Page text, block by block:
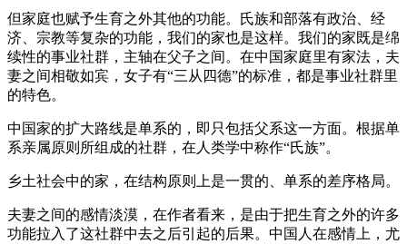
但家庭也赋予生育之外其他的功能。氏族和部落有政治、经
济、宗教等复杂的功能，我们的家也是这样。我们的家既是绵
续性的事业社群，主轴在父子之间。在中国家庭里有家法，夫
妻之间相敬如宾，女子有“三从四德”的标准，都是事业社群里
的特色。
中国家的扩大路线是单系的，即只包括父系这一方面。根据单
系亲属原则所组成的社群，在人类学中称作“氏族”。
乡土社会中的家，在结构原则上是一贯的、单系的差序格局。
夫妻之间的感情淡漠，在作者看来，是由于把生育之外的许多
功能拉入了这社群中去之后引起的后果。中国人在感情上，尤